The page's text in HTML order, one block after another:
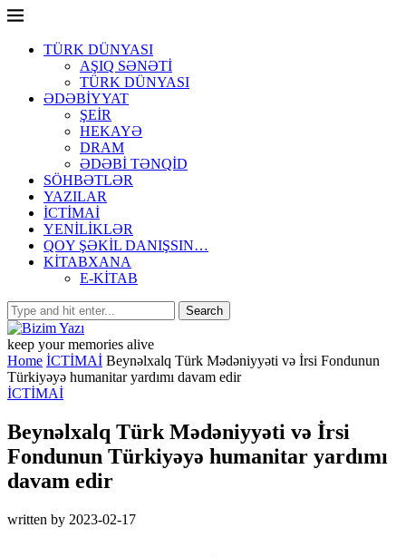
TÜRK DÜNYASI
AŞIQ SƏNƏTİ
TÜRK DÜNYASI
ƏDƏBİYYAT
ŞEİR
HEKAYƏ
DRAM
ƏDƏBİ TƏNQİD
SÖHBƏTLƏR
YAZILAR
İCTİMAİ
YENİLİKLƏR
QOY ŞƏKİL DANIŞSIN…
KİTABXANA
E-KİTAB
keep your memories alive
Home İCTİMAİ Beynəlxalq Türk Mədəniyyəti və İrsi Fondunun
Türkiyəyə humanitar yardımı davam edir
İCTİMAİ
Beynəlxalq Türk Mədəniyyəti və İrsi
Fondunun Türkiyəyə humanitar yardımı
davam edir
written by 2023-02-17